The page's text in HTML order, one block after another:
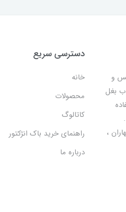
و
بغل
،
دسترسی سریع
خانه
محصولات
کاتالوگ
راهنمای خرید باک انژکتور
درباره ما